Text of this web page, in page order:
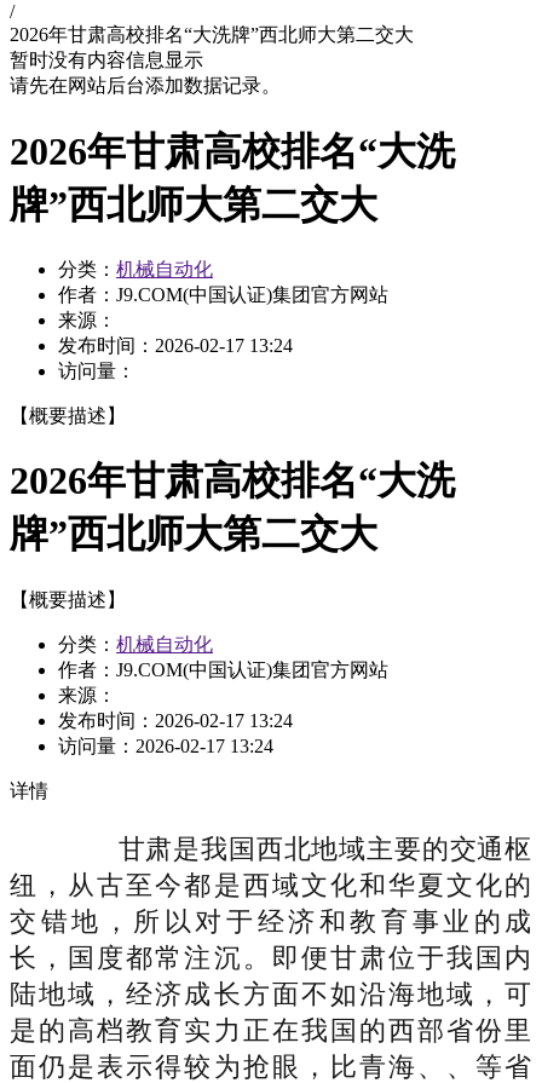
/
2026年甘肃高校排名“大洗牌”西北师大第二交大
暂时没有内容信息显示
请先在网站后台添加数据记录。
2026年甘肃高校排名“大洗
牌”西北师大第二交大
分类： 机械自动化
作者：J9.COM(中国认证)集团官方网站
来源：
发布时间： 2026-02-17 13:24
访问量：
【概要描述】
2026年甘肃高校排名“大洗
牌”西北师大第二交大
【概要描述】
分类： 机械自动化
作者：J9.COM(中国认证)集团官方网站
来源：
发布时间： 2026-02-17 13:24
访问量： 2026-02-17 13:24
详情
甘肃是我国西北地域主要的交通枢
纽，从古至今都是西域文化和华夏文化的
交错地，所以对于经济和教育事业的成
长，国度都常注沉。即便甘肃位于我国内
陆地域，经济成长方面不如沿海地域，可
是的高档教育实力正在我国的西部省份里
面仍是表示得较为抢眼，比青海、、等省